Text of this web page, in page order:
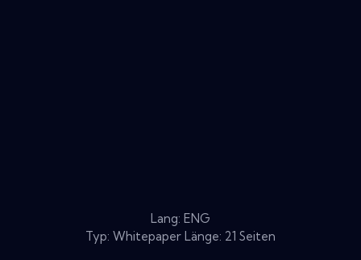
Lang: ENG
Typ: Whitepaper Länge: 21 Seiten